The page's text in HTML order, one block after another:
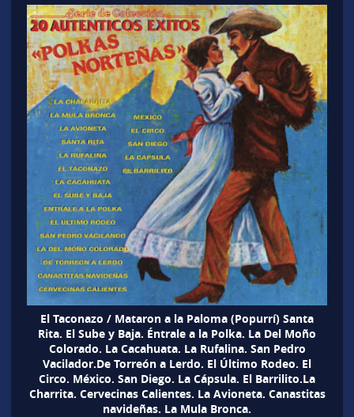
El Taconazo / Mataron a la Paloma (Popurrí) Santa
Rita. El Sube y Baja. Éntrale a la Polka. La Del Moño
Colorado. La Cacahuata. La Rufalina. San Pedro
Vacilador.De Torreón a Lerdo. El Último Rodeo. El
Circo. México. San Diego. La Cápsula. El Barrilito.La
Charrita. Cervecinas Calientes. La Avioneta. Canastitas
navideñas. La Mula Bronca.